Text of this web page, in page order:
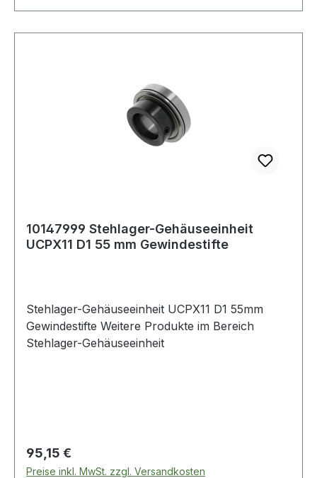
10147999 Stehlager-Gehäuseeinheit
UCPX11 D1 55 mm Gewindestifte
Stehlager-Gehäuseeinheit UCPX11 D1 55mm
Gewindestifte Weitere Produkte im Bereich
Stehlager-Gehäuseeinheit
Regulärer Preis:
95,15 €
Preise inkl. MwSt. zzgl. Versandkosten